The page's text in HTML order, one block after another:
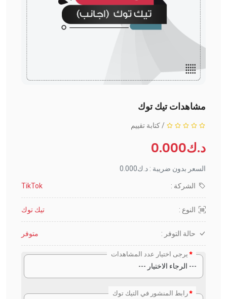
مشاهدات تيك توك
/كتابة تقييم
د.ك0.000
السعر بدون ضريبة : د.ك0.000
الشركة : TikTok
النوع : تيك توك
حالة التوفر : متوفر
يرجى اختيار عدد المشاهدات
رابط المنشور في التيك توك